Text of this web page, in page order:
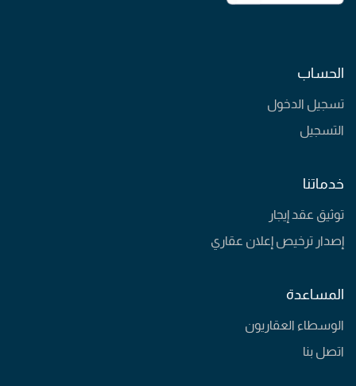
الحساب
تسجيل الدخول
التسجيل
خدماتنا
توثيق عقد إيجار
إصدار ترخيص إعلان عقاري
المساعدة
الوسطاء العقاريون
اتصل بنا